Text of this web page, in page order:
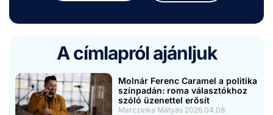
A címlapról ajánljuk
Molnár Ferenc Caramel a politika
színpadán: roma választókhoz
szóló üzenettel erősít
Marczinka Mátyás 2026.04.08.